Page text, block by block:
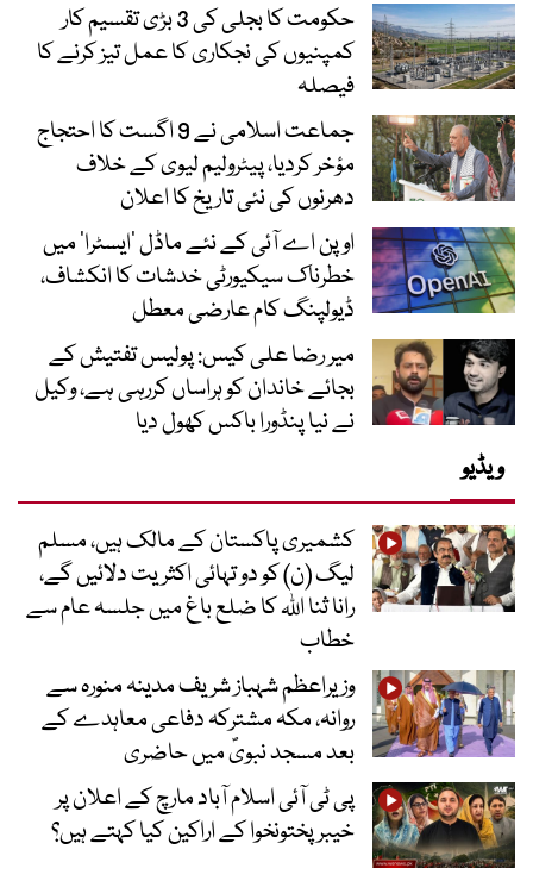
حکومت کا بجلی کی 3 بڑی تقسیم کار
کمپنیوں کی نجکاری کا عمل تیز کرنے کا
فیصلہ
جماعت اسلامی نے 9 اگست کا احتجاج
مؤخر کردیا، پیٹرولیم لیوی کے خلاف
دھرنوں کی نئی تاریخ کا اعلان
اوپن اے آئی کے نئے ماڈل ’ایسٹرا‘ میں
خطرناک سیکیورٹی خدشات کا انکشاف،
ڈیولپنگ کام عارضی معطل
میر رضا علی کیس: پولیس تفتیش کے
بجائے خاندان کو ہراساں کررہی ہے، وکیل
نے نیا پنڈورا باکس کھول دیا
ویڈیو
کشمیری پاکستان کے مالک ہیں، مسلم
لیگ (ن) کو دو تہائی اکثریت دلائیں گے،
رانا ثنا اللہ کا ضلع باغ میں جلسہ عام سے
خطاب
وزیراعظم شہباز شریف مدینہ منورہ سے
روانہ، مکہ مشترکہ دفاعی معاہدے کے
بعد مسجد نبویؐ میں حاضری
پی ٹی آئی اسلام آباد مارچ کے اعلان پر
خیبر پختونخوا کے اراکین کیا کہتے ہیں؟